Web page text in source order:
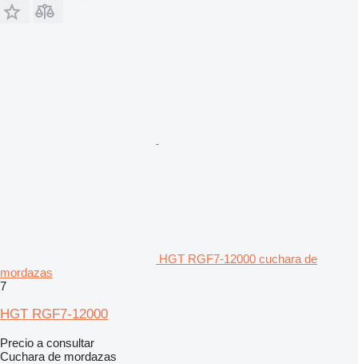
HGT RGF7-12000 cuchara de
mordazas
7
HGT RGF7-12000
Precio a consultar
Cuchara de mordazas